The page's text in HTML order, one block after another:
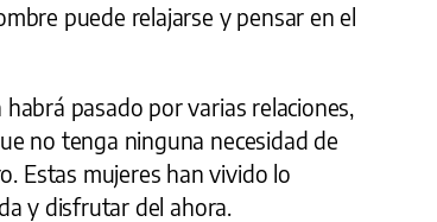
puede relajarse y pensar en el
pasado por varias relaciones,
no tenga ninguna necesidad de
Estas mujeres han vivido lo
y disfrutar del ahora.